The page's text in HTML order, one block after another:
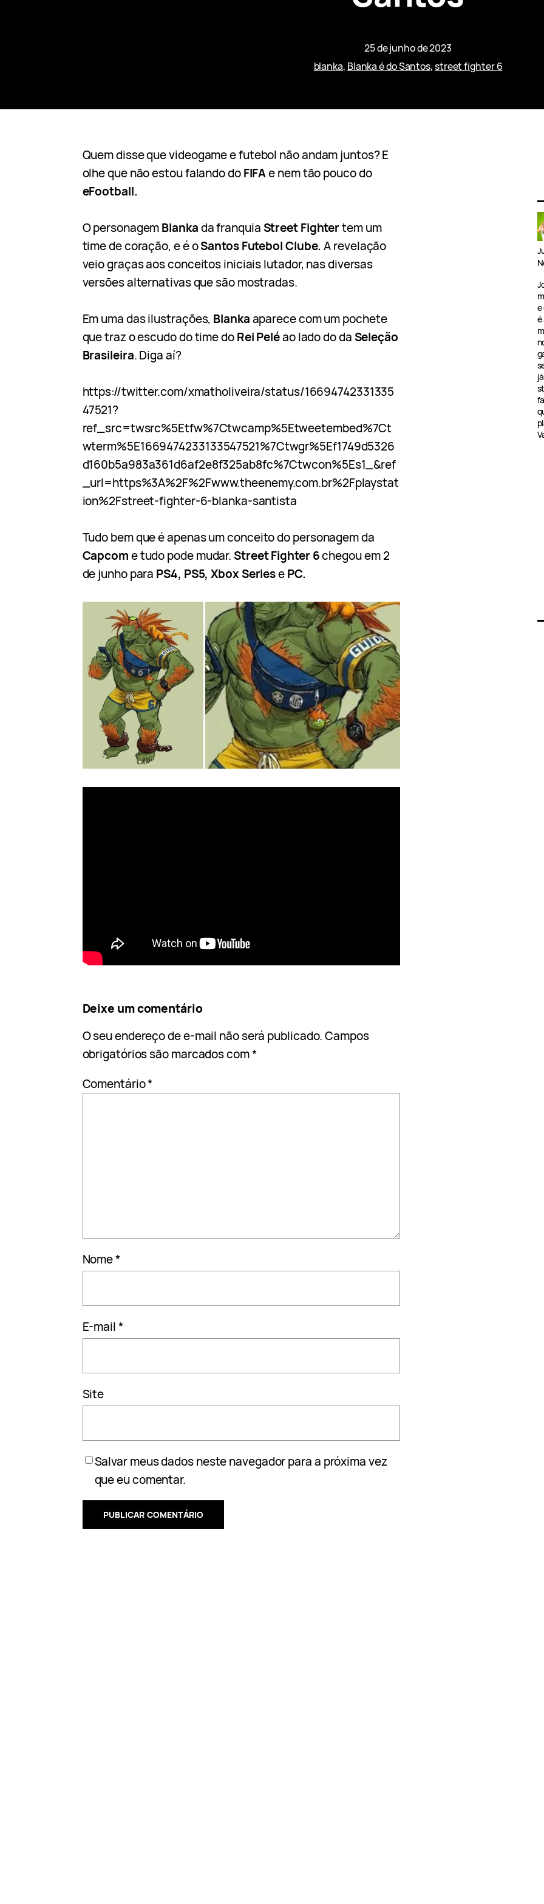
25 de junho de 2023
blanka, Blanka é do Santos, street fighter 6
Quem disse que videogame e futebol não andam juntos? E
olhe que não estou falando doFIFAe nem tão pouco do
eFootball.
O personagemBlankada franquia Street Fightertem um
time de coração, e é oSantos Futebol Clube. A revelação
veio graças aos conceitos iniciais lutador, nas diversas
versões alternativas que são mostradas.
Em uma das ilustrações, Blankaaparece com um pochete
que traz o escudo do time doRei Peléao lado do da Seleção
Brasileira. Diga aí?
https://twitter.com/xmatholiveira/status/16694742331335
47521?
ref_src=twsrc%5Etfw%7Ctwcamp%5Etweetembed%7Ct
wterm%5E1669474233133547521%7Ctwgr%5Ef1749d5326
d160b5a983a361d6af2e8f325ab8fc%7Ctwcon%5Es1_&ref
_url=https%3A%2F%2Fwww.theenemy.com.br%2Fplaystat
ion%2Fstreet-fighter-6-blanka-santista
Tudo bem que é apenas um conceito do personagem da
Capcome tudo pode mudar. Street Fighter 6chegou em 2
de junho para PS4, PS5, Xbox SeriesePC.
Deixe um comentário
O seu endereço de e-mail não será publicado. Campos
obrigatórios são marcados com*
Comentário*
Nome*
E-mail*
Site
Salvar meus dados neste navegador para a próxima vez
que eu comentar.
e
é